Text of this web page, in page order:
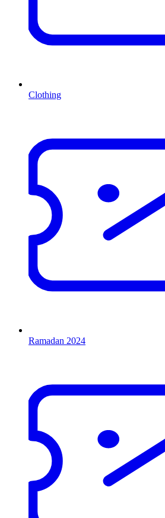
Clothing
Ramadan 2024